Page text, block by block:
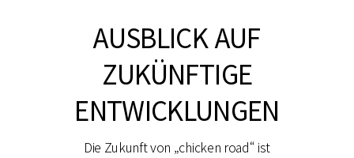
AUSBLICK AUF
ZUKÜNFTIGE
ENTWICKLUNGEN
Die Zukunft von „chicken road“ ist